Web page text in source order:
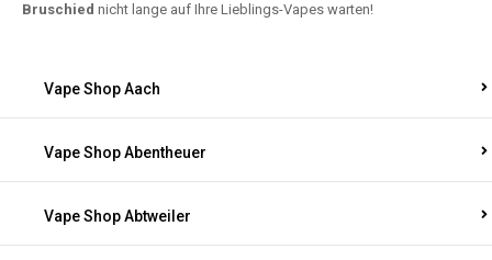
Bruschied nicht lange auf Ihre Lieblings-Vapes warten!
Vape Shop Aach
Vape Shop Abentheuer
Vape Shop Abtweiler